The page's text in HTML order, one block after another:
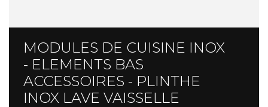
MODULES DE CUISINE INOX
- ELEMENTS BAS
ACCESSOIRES - PLINTHE
INOX LAVE VAISSELLE